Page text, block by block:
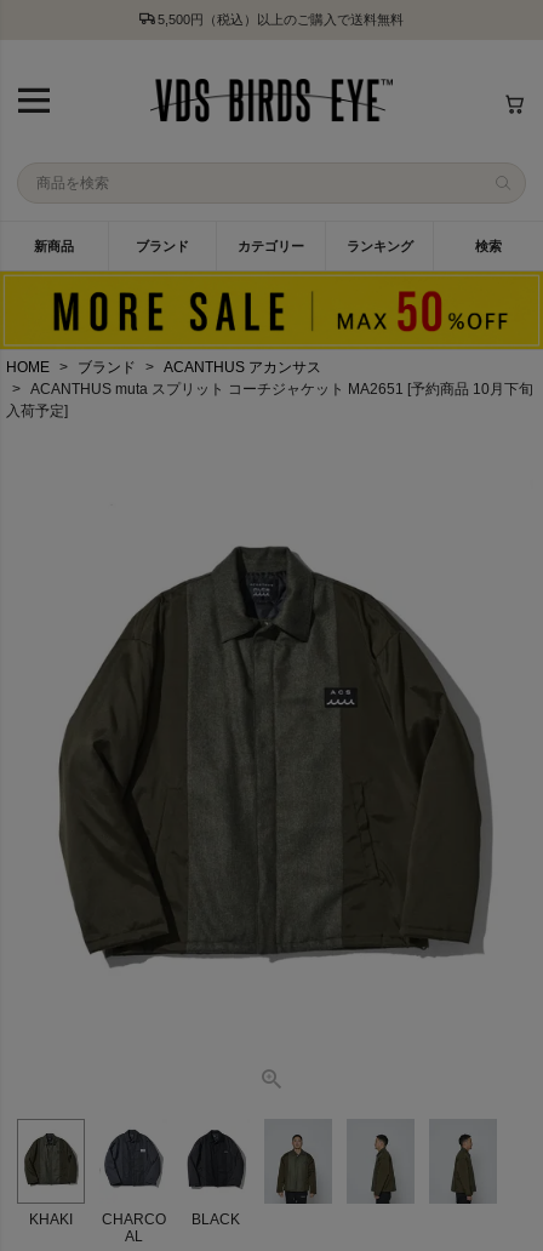
5,500円（税込）以上のご購入で送料無料
新商品 ブランド カテゴリー ランキング 検索
HOME ブランド
ACANTHUS アカンサス
ACANTHUS muta スプリット コーチジャケット MA2651 [予約商品 10月下旬
入荷予定]
KHAKI
CHARCO
AL
BLACK